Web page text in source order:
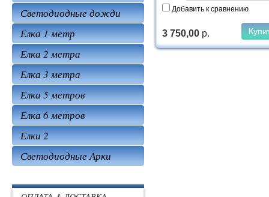
Светодиодные дожди
Елка 1 метр
Елка 2 метра
Елка 3 метра
Елка 5 метров
Елка 6 метров
Елки 2
Светодиодные Арки
Добавить к сравнению
3 750,00 р.